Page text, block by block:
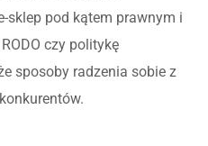
sklep pod kątem prawnym i
czy politykę
sposoby radzenia sobie z